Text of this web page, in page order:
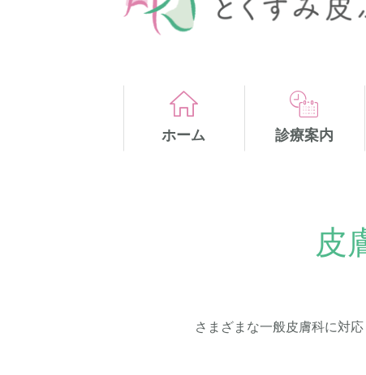
ホーム 診療案内
皮
さまざまな一般皮膚科に対